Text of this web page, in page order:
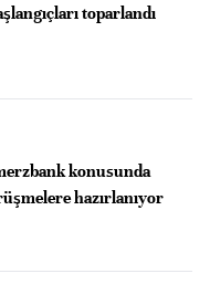
toparlandı
konusunda
hazırlanıyor